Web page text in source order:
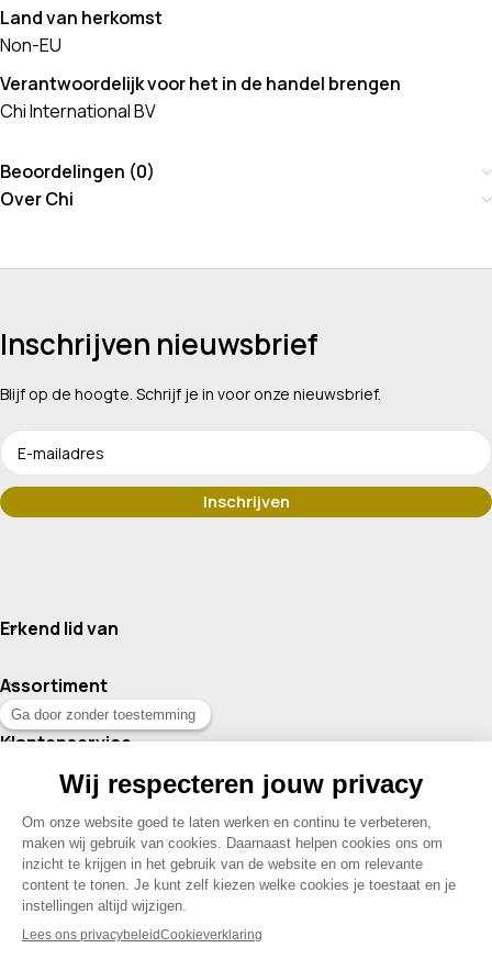
Land van herkomst
Non-EU
Verantwoordelijk voor het in de handel brengen
Chi International BV
Beoordelingen (0)
Over Chi
Inschrijven nieuwsbrief
Blijf op de hoogte. Schrijf je in voor onze nieuwsbrief.
Erkend lid van
Assortiment
Klantenservice
Contact
© 2026 Drogisterij Het Geheim | Alle rechten voorbehouden |
Webdesign en hosting door Madoo|Sitemap